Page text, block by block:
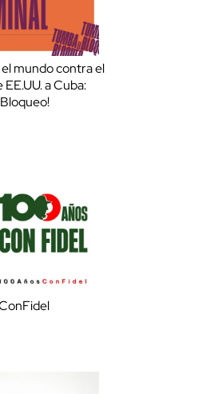
el mundo contra el
a Cuba: